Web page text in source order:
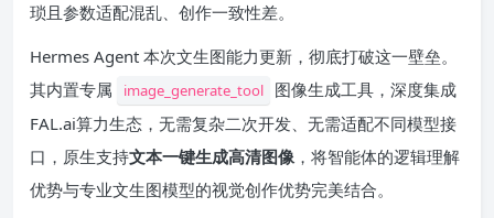
琐且参数适配混乱、创作一致性差。
Hermes Agent 本次文生图能力更新，彻底打破这一壁垒。
其内置专属
image_generate_tool
图像生成工具，深度集成
FAL.ai算力生态，无需复杂二次开发、无需适配不同模型接
口，原生支持文本一键生成高清图像，将智能体的逻辑理解
优势与专业文生图模型的视觉创作优势完美结合。